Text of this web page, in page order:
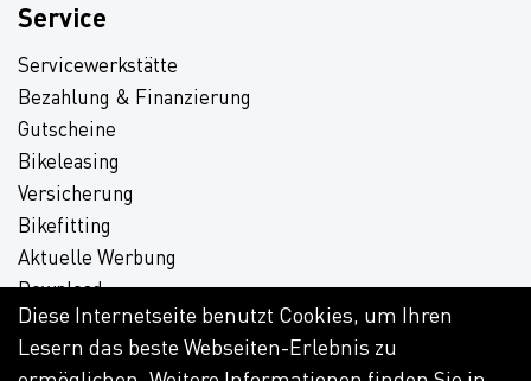
Service
Servicewerkstätte
Bezahlung & Finanzierung
Gutscheine
Bikeleasing
Versicherung
Bikefitting
Aktuelle Werbung
Download
Diese Internetseite benutzt Cookies, um Ihren
Lesern das beste Webseiten-Erlebnis zu